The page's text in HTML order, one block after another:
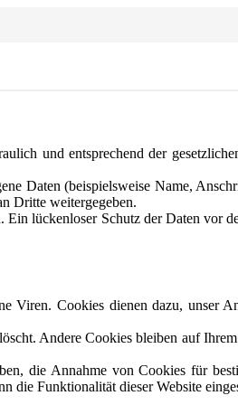
und entsprechend der
Daten (beispielsweise Name,
Dritte weitergegeben.
lückenloser Schutz der Daten vor
Viren. Cookies dienen dazu, unser
Andere Cookies bleiben auf
die Annahme von Cookies für
die Funktionalität dieser Website